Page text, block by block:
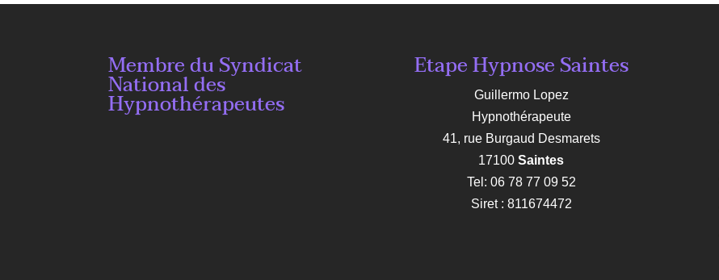
Membre du Syndicat
National des
Hypnothérapeutes
Etape Hypnose Saintes
Guillermo Lopez
Hypnothérapeute
41, rue Burgaud Desmarets
17100 Saintes
Tel: 06 78 77 09 52
Siret : 811674472